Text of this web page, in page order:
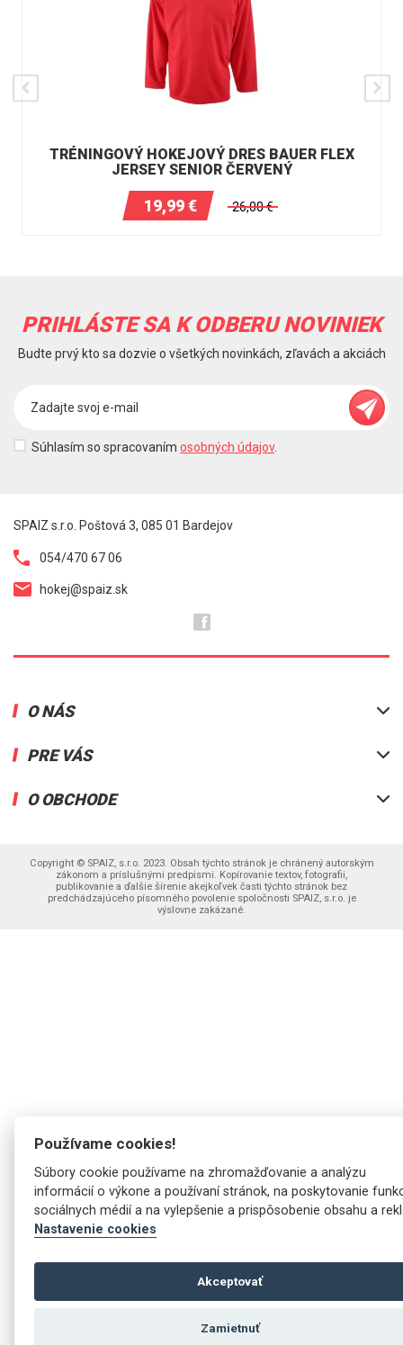
TRÉNINGOVÝ HOKEJOVÝ DRES BAUER FLEX
JERSEY SENIOR ČERVENÝ
19,99€ 26,00€
PRIHLÁSTE SA K ODBERU NOVINIEK
Budte prvý kto sa dozvie o všetkých novinkách, zľavách a akciách
Súhlasím so spracovaním osobných údajov.
SPAIZ s.r.o. Poštová 3, 085 01 Bardejov
054/470 67 06
hokej@spaiz.sk
O NÁS
Prezentácia predajní
Kontakt
Brúsenie korčúľ
Otváracie hodiny
PRE VÁS
Info ponuka
Vernostný program
Registrácia
Zabudli ste heslo
Najnovšie pridané na stránku
O OBCHODE
Odstúpenie od zmluvy
Ochrana osobných údajov
Copyright © SPAIZ, s.r.o. 2023. Obsah týchto stránok je chránený autorským
zákonom a príslušnými predpismi. Kopírovanie textov, fotografii,
publikovanie a ďalšie šírenie akejkoľvek časti týchto stránok bez
predchádzajúceho písomného povolenie spoločnosti SPAIZ, s.r.o. je
výslovne zakázané.
Používame cookies!
Súbory cookie používame na zhromažďovanie a analýzu
informácií o výkone a používaní stránok, na poskytovanie
sociálnych médií a na vylepšenie a prispôsobenie obsahu a
Nastavenie cookies
Akceptovať
Zamietnuť